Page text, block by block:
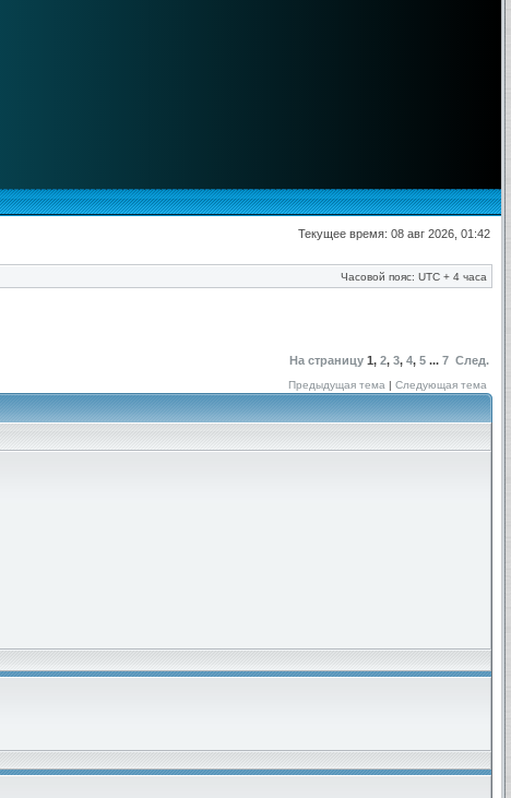
Текущее время: 08 авг 2026, 01:42
Часовой пояс: UTC + 4 часа
На страницу 1, 2, 3, 4, 5 ... 7 След.
Предыдущая тема | Следующая тема